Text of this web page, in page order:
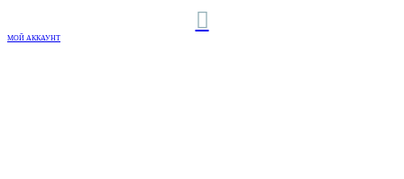
МОЙ АККАУНТ